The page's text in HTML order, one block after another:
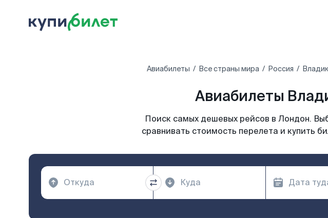
Авиабилеты Все страны мира Россия
Авиабилеты
Поиск самых дешевых рейсов в Лондон.
сравнивать стоимость перелета и купить